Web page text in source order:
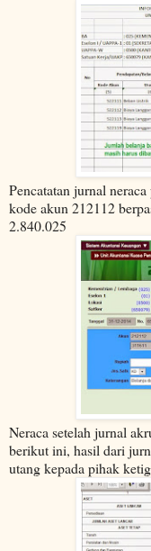
Pencatatan jurnal
kode akun 212112
2.840.025
Neraca setelah jurnal
berikut ini, hasil dari
utang kepada pihak